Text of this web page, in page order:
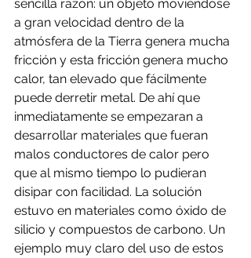
sencilla razón: un objeto moviéndose
a gran velocidad dentro de la
atmósfera de la Tierra genera mucha
fricción y esta fricción genera mucho
calor, tan elevado que fácilmente
puede derretir metal. De ahí que
inmediatamente se empezaran a
desarrollar materiales que fueran
malos conductores de calor pero
que al mismo tiempo lo pudieran
disipar con facilidad. La solución
estuvo en materiales como óxido de
silicio y compuestos de carbono. Un
ejemplo muy claro del uso de estos